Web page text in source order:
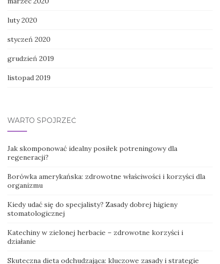
luty 2020
styczeń 2020
grudzień 2019
listopad 2019
WARTO SPOJRZEĆ
Jak skomponować idealny posiłek potreningowy dla
regeneracji?
Borówka amerykańska: zdrowotne właściwości i korzyści dla
organizmu
Kiedy udać się do specjalisty? Zasady dobrej higieny
stomatologicznej
Katechiny w zielonej herbacie – zdrowotne korzyści i
działanie
Skuteczna dieta odchudzająca: kluczowe zasady i strategie